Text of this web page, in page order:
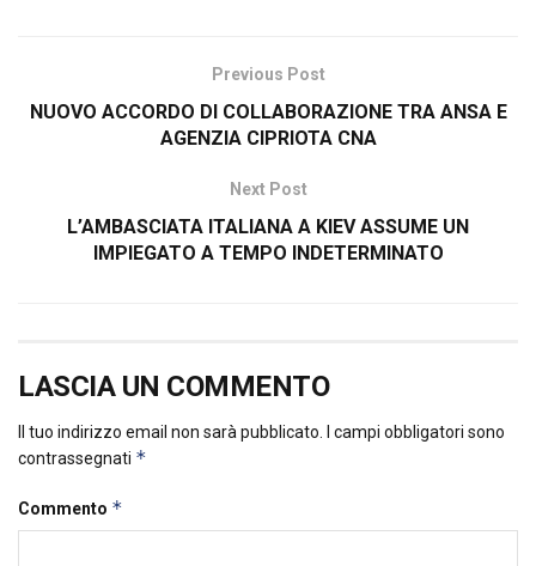
Previous Post
NUOVO ACCORDO DI COLLABORAZIONE TRA ANSA E
AGENZIA CIPRIOTA CNA
Next Post
L’AMBASCIATA ITALIANA A KIEV ASSUME UN
IMPIEGATO A TEMPO INDETERMINATO
LASCIA UN COMMENTO
Il tuo indirizzo email non sarà pubblicato.
I campi obbligatori sono
contrassegnati *
Commento *